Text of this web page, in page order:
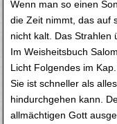
Wenn man so einen
die Zeit nimmt, das auf
nicht kalt. Das Strahlen
Im Weisheitsbuch
Licht Folgendes im
Sie ist schneller als
hindurchgehen kann.
allmächtigen Gott